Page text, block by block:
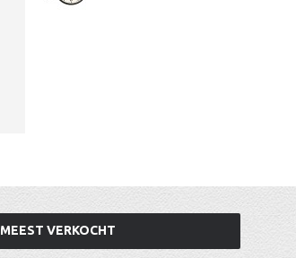
MEEST VERKOCHT